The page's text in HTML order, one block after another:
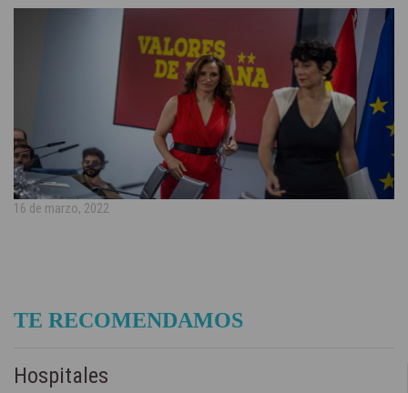
16 de marzo, 2022
TE RECOMENDAMOS
Hospitales